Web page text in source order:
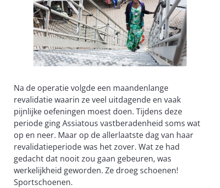
Na de operatie volgde een maandenlange
revalidatie waarin ze veel uitdagende en vaak
pijnlijke oefeningen moest doen. Tijdens deze
periode ging Assiatous vastberadenheid soms wat
op en neer. Maar op de allerlaatste dag van haar
revalidatieperiode was het zover. Wat ze had
gedacht dat nooit zou gaan gebeuren, was
werkelijkheid geworden. Ze droeg schoenen!
Sportschoenen.